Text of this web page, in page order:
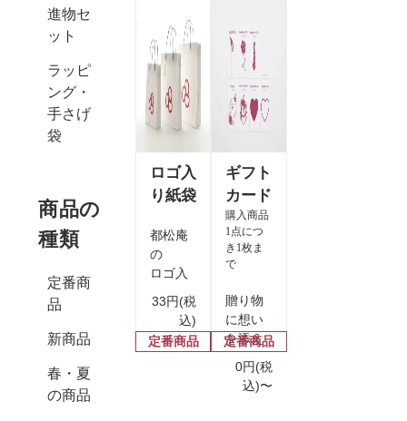
進物セ
ット
ラッピ
ング・
手さげ
袋
商品の
種類
定番商
品
新商品
春・夏
の商品
ロゴ入
り紙袋
都松庵
の
ロゴ入
袋。
33円(税
込)
定番商品
ギフト
カード
購入商品
1点につ
き1枚ま
で
贈り物
に想い
を添え
無料の
ギフト
0円(税
込)〜
定番商品